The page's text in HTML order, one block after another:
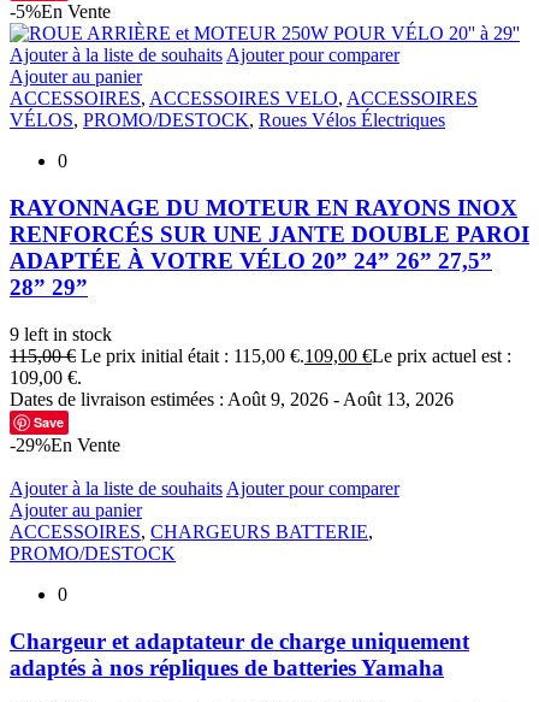
-5%En Vente
Ajouter à la liste de souhaits Ajouter pour comparer
Ajouter au panier
ACCESSOIRES, ACCESSOIRES VELO, ACCESSOIRES
VÉLOS, PROMO/DESTOCK, Roues Vélos Électriques
0
RAYONNAGE DU MOTEUR EN RAYONS INOX
RENFORCÉS SUR UNE JANTE DOUBLE PAROI
ADAPTÉE À VOTRE VÉLO 20” 24” 26” 27,5”
28” 29”
9 left in stock
115,00€ Le prix initial était : 115,00 €.109,00 €Le prix actuel est :
109,00 €.
Dates de livraison estimées : Août 9, 2026 - Août 13, 2026
Save
-29%En Vente
Ajouter à la liste de souhaits Ajouter pour comparer
Ajouter au panier
ACCESSOIRES, CHARGEURS BATTERIE,
PROMO/DESTOCK
0
Chargeur et adaptateur de charge uniquement
adaptés à nos répliques de batteries Yamaha